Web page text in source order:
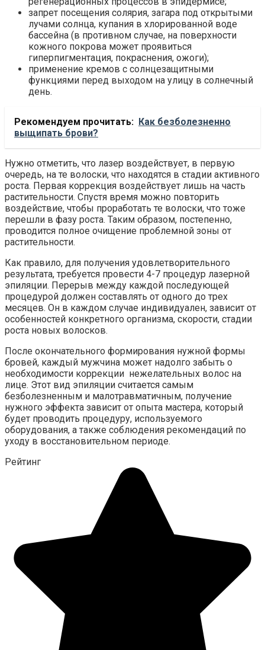
запрет посещения солярия, загара под открытыми
лучами солнца, купания в хлорированной воде
бассейна (в противном случае, на поверхности
кожного покрова может проявиться
гиперпигментация, покраснения, ожоги);
применение кремов с солнцезащитными
функциями перед выходом на улицу в солнечный
день.
Рекомендуем прочитать: Как безболезненно
выщипать брови?
Нужно отметить, что лазер воздействует, в первую
очередь, на те волоски, что находятся в стадии активного
роста. Первая коррекция воздействует лишь на часть
растительности. Спустя время можно повторить
воздействие, чтобы проработать те волоски, что тоже
перешли в фазу роста. Таким образом, постепенно,
проводится полное очищение проблемной зоны от
растительности.
Как правило, для получения удовлетворительного
результата, требуется провести 4-7 процедур лазерной
эпиляции. Перерыв между каждой последующей
процедурой должен составлять от одного до трех
месяцев. Он в каждом случае индивидуален, зависит от
особенностей конкретного организма, скорости, стадии
роста новых волосков.
После окончательного формирования нужной формы
бровей, каждый мужчина может надолго забыть о
необходимости коррекции нежелательных волос на
лице. Этот вид эпиляции считается самым
безболезненным и малотравматичным, получение
нужного эффекта зависит от опыта мастера, который
будет проводить процедуру, используемого
оборудования, а также соблюдения рекомендаций по
уходу в восстановительном периоде.
Рейтинг